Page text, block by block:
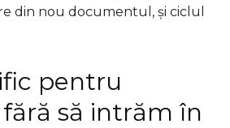
din nou documentul, și ciclul
pentru
să intrăm în